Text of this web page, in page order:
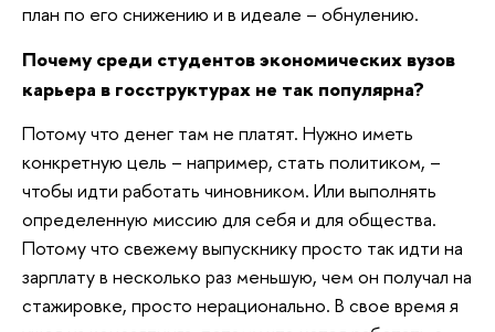
план по его снижению и в идеале – обнулению.
Почему среди студентов экономических вузов
карьера в госструктурах не так популярна?
Потому что денег там не платят. Нужно иметь
конкретную цель – например, стать политиком, –
чтобы идти работать чиновником. Или выполнять
определенную миссию для себя и для общества.
Потому что свежему выпускнику просто так идти на
зарплату в несколько раз меньшую, чем он получал на
стажировке, просто нерационально. В свое время я